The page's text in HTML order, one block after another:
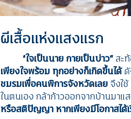
ผีเสื้อแห่งแสงแรก
“ใจเป็นนาย กายเป็นบ่าว” สะ
เพียงใจพร้อม ทุกอย่างก็เกิดขึ้นได้
ชมรมเพื่อคนพิการจังหวัดเลย จึงใช้
ในตนเอง กล้าก้าวออกจากบ้านมาแ
หรือสติปัญญา หากเพียงมีโอกาสได้เ